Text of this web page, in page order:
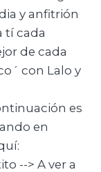
y anfitrión
tí cada
de cada
con Lalo y
es
en
--> A ver a